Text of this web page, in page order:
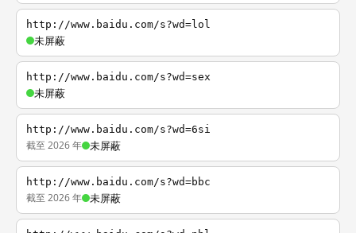
http://www.baidu.com/s?wd=lol
未屏蔽
http://www.baidu.com/s?wd=sex
未屏蔽
http://www.baidu.com/s?wd=6si
截至 2026 年 未屏蔽
http://www.baidu.com/s?wd=bbc
截至 2026 年 未屏蔽